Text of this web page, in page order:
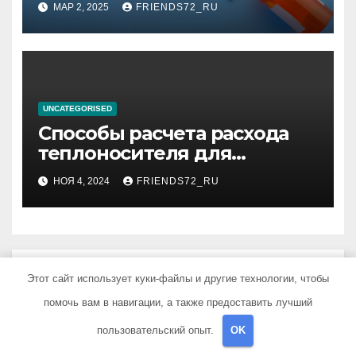
МАР 2, 2025 FRIENDS72_RU
UNCATEGORISED
Способы расчета расхода
теплоносителя для
системы отопления
НОЯ 4, 2024 FRIENDS72_RU
Добавить комментарий
Для отправки комментария вам необходимо
Этот сайт использует куки-файлы и другие технологии, чтобы
помочь вам в навигации, а также предоставить лучший
пользовательский опыт. OK